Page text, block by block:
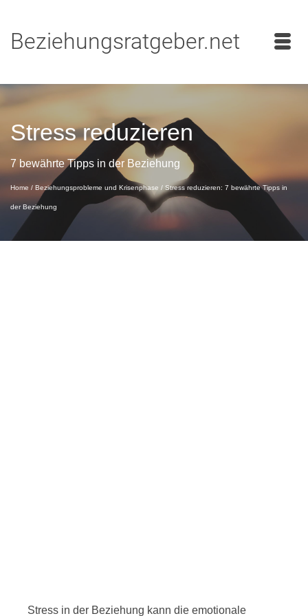
Beziehungsratgeber.net
Stress reduzieren
7 bewährte Tipps in der Beziehung
Home / Beziehungsprobleme und Krisenphase / Stress reduzieren: 7 bewährte Tipps in
der Beziehung
Stress in der Beziehung kann die emotionale